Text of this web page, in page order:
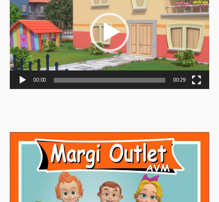
00:00 00:29